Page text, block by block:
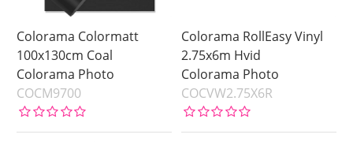
Colorama Colormatt
100x130cm Coal
Colorama Photo
COCM9700
Colorama RollEasy Vinyl
2.75x6m Hvid
Colorama Photo
COCVW2.75X6R